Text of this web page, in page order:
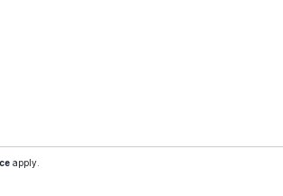
apply.